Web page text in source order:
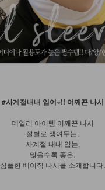
#사계절내내 입어~!! 어깨끈 나시
데일리 아이템 어깨끈 나시
깔별로 쟁여두는,
사계절 내내 입는,
많을수록 좋은,
심플한 베이직 나시를 소개합니다.